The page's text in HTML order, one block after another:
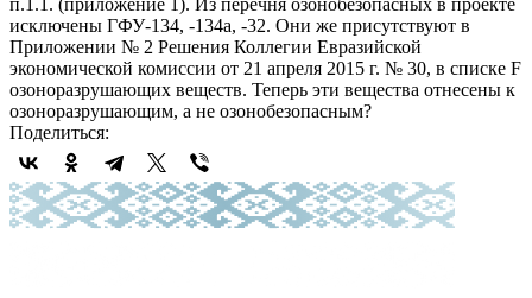
исключены ГФУ-134, -134а, -32. Они же присутствуют в
Приложении № 2 Решения Коллегии Евразийской
экономической комиссии от 21 апреля 2015 г. № 30, в списке F
озоноразрушающих веществ. Теперь эти вещества отнесены к
озоноразрушающим, а не озонобезопасным?
Поделиться: